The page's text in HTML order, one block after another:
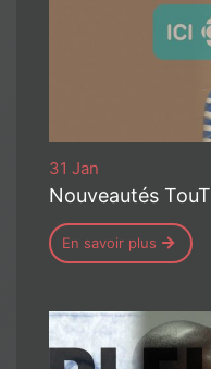
31 Jan
Nouveautés
En savoir plus